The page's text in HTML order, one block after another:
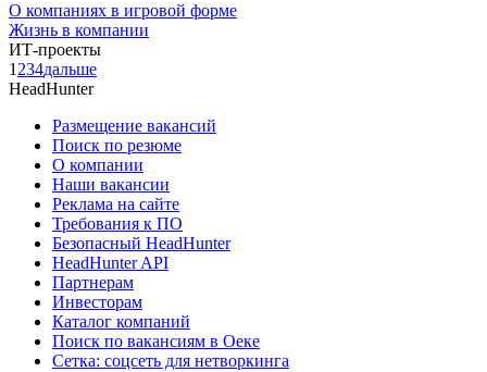
О компаниях в игровой форме
Жизнь в компании
ИТ-проекты
1 234дальше
HeadHunter
Размещение вакансий
Поиск по резюме
О компании
Наши вакансии
Реклама на сайте
Требования к ПО
Безопасный HeadHunter
HeadHunter API
Партнерам
Инвесторам
Каталог компаний
Поиск по вакансиям в Оеке
Сетка: соцсеть для нетворкинга